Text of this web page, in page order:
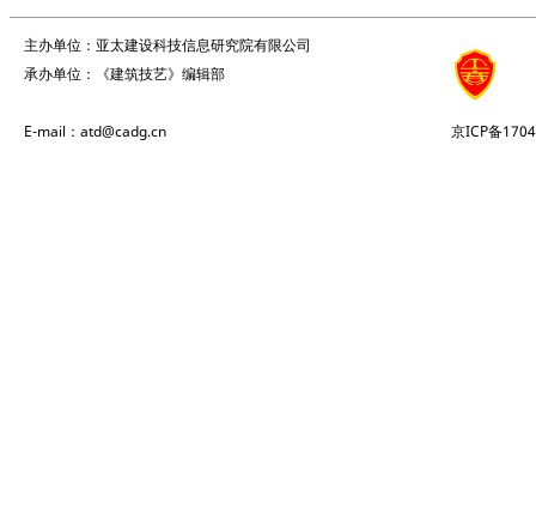
主办单位：亚太建设科技信息研究院有限公司
承办单位：《建筑技艺》编辑部
E-mail：atd@cadg.cn 京ICP备